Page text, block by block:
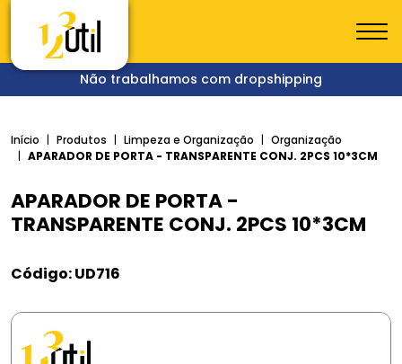
Não trabalhamos com dropshipping
Início Produtos Limpeza e Organização
Organização
APARADOR DE PORTA - TRANSPARENTE CONJ. 2PCS 10*3CM
APARADOR DE PORTA -
TRANSPARENTE CONJ. 2PCS 10*3CM
Código: UD716